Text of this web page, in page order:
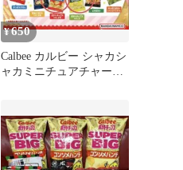
¥650
Calbee カルビー シャカシ
ャカミニチュアチャーム